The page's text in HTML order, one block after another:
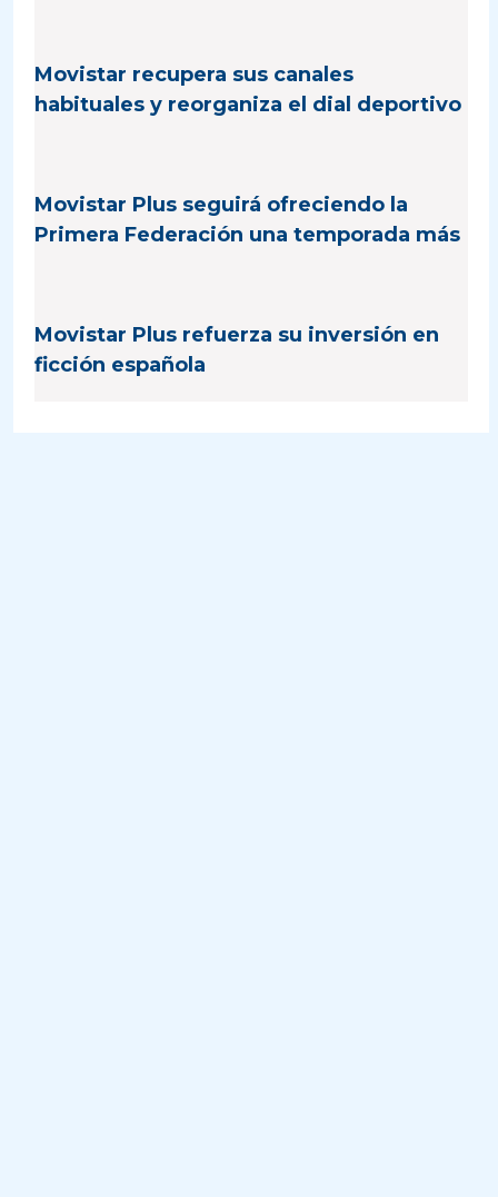
Movistar recupera sus canales
habituales y reorganiza el dial deportivo
Movistar Plus seguirá ofreciendo la
Primera Federación una temporada más
Movistar Plus refuerza su inversión en
ficción española